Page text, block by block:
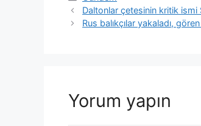
Daltonlar çetesinin kritik ismi
Rus balıkçılar yakaladı,
Yorum yapın